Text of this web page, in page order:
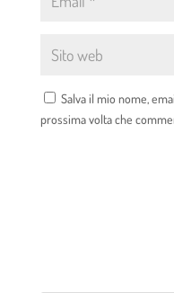
Salva il mio nome,
prossima volta che